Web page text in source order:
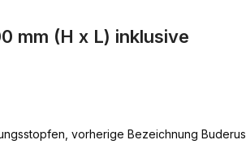
mm (H x L) inklusive
vorherige Bezeichnung Buderus